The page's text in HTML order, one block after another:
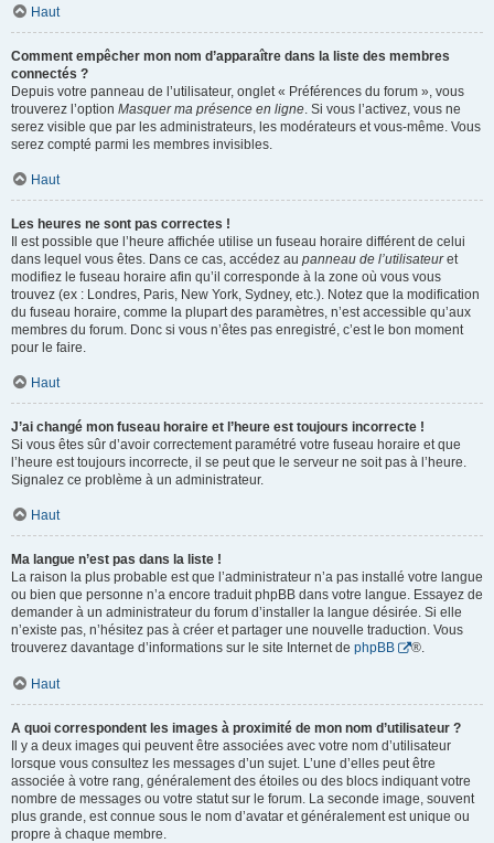
Haut
Comment empêcher mon nom d’apparaître dans la liste des membres
connectés ?
Depuis votre panneau de l’utilisateur, onglet « Préférences du forum », vous
trouverez l’option Masquer ma présence en ligne. Si vous l’activez, vous ne
serez visible que par les administrateurs, les modérateurs et vous-même. Vous
serez compté parmi les membres invisibles.
Haut
Les heures ne sont pas correctes !
Il est possible que l’heure affichée utilise un fuseau horaire différent de celui
dans lequel vous êtes. Dans ce cas, accédez au panneau de l’utilisateuret
modifiez le fuseau horaire afin qu’il corresponde à la zone où vous vous
trouvez (ex : Londres, Paris, New York, Sydney, etc.). Notez que la modification
du fuseau horaire, comme la plupart des paramètres, n’est accessible qu’aux
membres du forum. Donc si vous n’êtes pas enregistré, c’est le bon moment
pour le faire.
Haut
J’ai changé mon fuseau horaire et l’heure est toujours incorrecte !
Si vous êtes sûr d’avoir correctement paramétré votre fuseau horaire et que
l’heure est toujours incorrecte, il se peut que le serveur ne soit pas à l’heure.
Signalez ce problème à un administrateur.
Haut
Ma langue n’est pas dans la liste !
La raison la plus probable est que l’administrateur n’a pas installé votre langue
ou bien que personne n’a encore traduit phpBB dans votre langue. Essayez de
demander à un administrateur du forum d’installer la langue désirée. Si elle
n’existe pas, n’hésitez pas à créer et partager une nouvelle traduction. Vous
trouverez davantage d’informations sur le site Internet de phpBB ®.
Haut
A quoi correspondent les images à proximité de mon nom d’utilisateur ?
Il y a deux images qui peuvent être associées avec votre nom d’utilisateur
lorsque vous consultez les messages d’un sujet. L’une d’elles peut être
associée à votre rang, généralement des étoiles ou des blocs indiquant votre
nombre de messages ou votre statut sur le forum. La seconde image, souvent
plus grande, est connue sous le nom d’avatar et généralement est unique ou
propre à chaque membre.